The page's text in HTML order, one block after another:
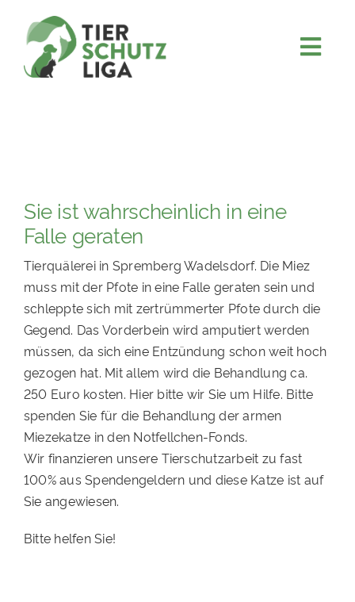
content
FÖRDERN & VERERBEN
KOOPERATIONEN
TIERHEIMTIERE
TIERHEIME
PATENSCHAFTEN
HELFER WERDEN
RATGEBER
Sie ist wahrscheinlich in eine
Falle geraten
Tierquälerei in Spremberg Wadelsdorf. Die Miez
muss mit der Pfote in eine Falle geraten sein und
schleppte sich mit zertrümmerter Pfote durch die
Gegend. Das Vorderbein wird amputiert werden
müssen, da sich eine Entzündung schon weit hoch
gezogen hat. Mit allem wird die Behandlung ca.
250 Euro kosten. Hier bitte wir Sie um Hilfe. Bitte
spenden Sie für die Behandlung der armen
Miezekatze in den Notfellchen-Fonds.
Wir finanzieren unsere Tierschutzarbeit zu fast
100% aus Spendengeldern und diese Katze ist auf
Sie angewiesen.
Bitte helfen Sie!